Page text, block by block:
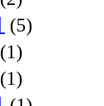
(5)
(1)
(1)